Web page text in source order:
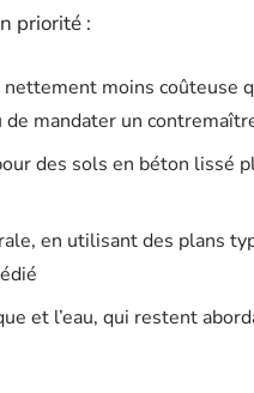
priorité :
nettement moins coûteuse
mandater un
des sols en béton lissé
en utilisant des plans
et l’eau, qui restent